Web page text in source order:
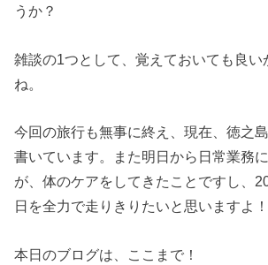
うか？
雑談の1つとして、覚えておいても良い
ね。
今回の旅行も無事に終え、現在、徳之
書いています。また明日から日常業務
が、体のケアをしてきたことですし、
日を全力で走りきりたいと思いますよ！
本日のブログは、ここまで！